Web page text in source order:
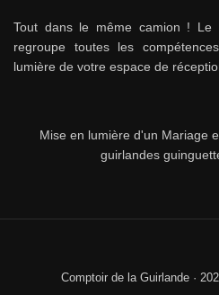
Tout dans le même camion ! Le
regroupe toutes les
lumière de votre espace de
Mise en lumière d'un Mariage
guirlandes